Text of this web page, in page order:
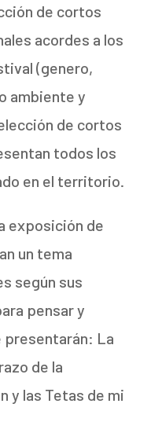
de cortos
acordes a los
(genero,
ambiente y
de cortos
todos los
en el territorio.
exposición de
un tema
según sus
pensar y
presentarán: La
de la
y las Tetas de mi